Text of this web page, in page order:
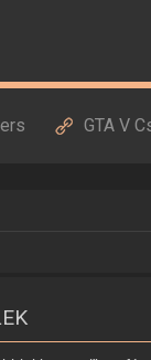
GTA V